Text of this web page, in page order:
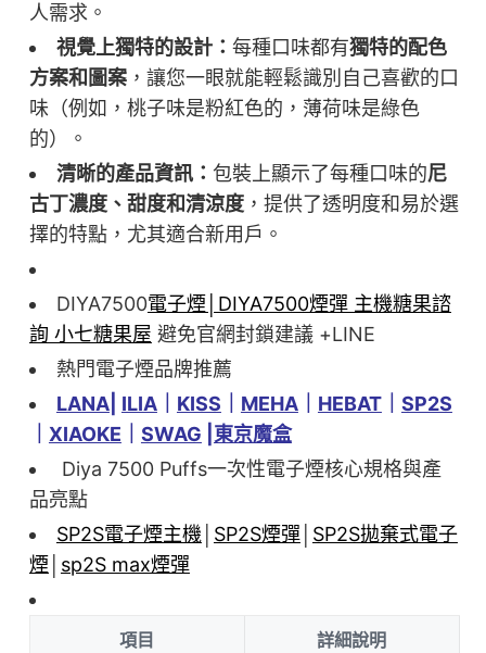
人需求。
視覺上獨特的設計： 每種口味都有獨特的配色
方案和圖案，讓您一眼就能輕鬆識別自己喜歡的口
味（例如，桃子味是粉紅色的，薄荷味是綠色
的）。
清晰的產品資訊： 包裝上顯示了每種口味的尼
古丁濃度、甜度和清涼度，提供了透明度和易於選
擇的特點，尤其適合新用戶。
DIYA7500電子煙│DIYA7500煙彈 主機糖果諮
詢 小七糖果屋 避免官網封鎖建議 +LINE
熱門電子煙品牌推薦
LANA| ILIA｜ KISS MEHA｜ HEBAT｜ SP2S
XIAOKE SWAG 東京魔盒
Diya 7500 Puffs一次性電子煙核心規格與產
品亮點
SP2S電子煙主機│ SP2S煙彈│ SP2S拋棄式電子
煙
sp2S max煙彈
項目 詳細說明